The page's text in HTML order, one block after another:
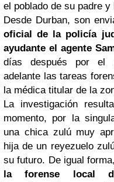
el poblado de su padre
Desde Durban, son
oficial de la policía
ayudante el agente
días después por el
adelante las tareas
la médica titular de la
La investigación
momento, por la
una chica zulú muy
hija de un reyezuelo
su futuro. De igual forma,
la forense local